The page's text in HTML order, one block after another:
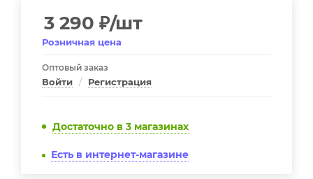
3 290 ₽/шт
Розничная цена
Оптовый заказ
Войти / Регистрация
Достаточно в 3 магазинах
Есть в интернет-магазине